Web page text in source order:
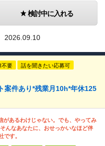
検討中に入れる
2026.09.10
不要 話を聞きたい応募可
案件あり*残業月10h*年休125
があるわけじゃない。でも、やってみ
んなあなたに、おせっかいなほど伴
です。